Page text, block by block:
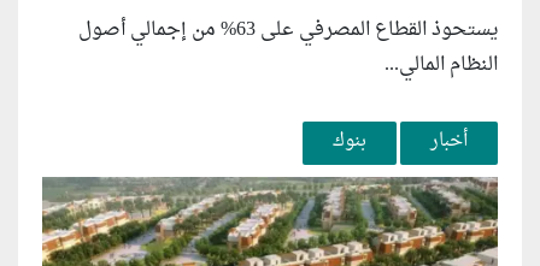
يستحوذ القطاع المصرفي على 63% من إجمالي أصول
النظام المالي...
أخبار بنوك